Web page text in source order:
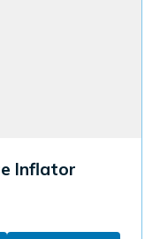
Inflator